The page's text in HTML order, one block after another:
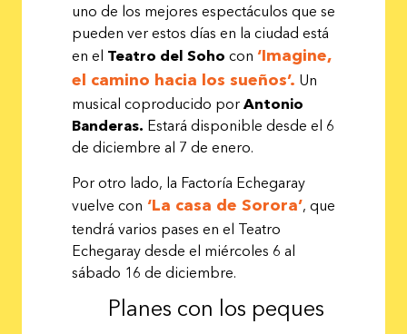
uno de los mejores espectáculos que se
pueden ver estos días en la ciudad está
en el Teatro del Soho con ‘Imagine,
el camino hacia los sueños’. Un
musical coproducido por Antonio
Banderas. Estará disponible desde el 6
de diciembre al 7 de enero.
Por otro lado, la Factoría Echegaray
vuelve con ‘La casa de Sorora’, que
tendrá varios pases en el Teatro
Echegaray desde el miércoles 6 al
sábado 16 de diciembre.
Planes con los peques